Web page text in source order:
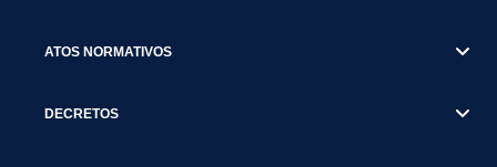
ATOS NORMATIVOS
DECRETOS